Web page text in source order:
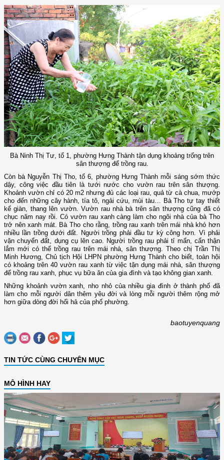
Bà Ninh Thị Tư, tổ 1, phường Hưng Thành tận dụng khoảng trống trên
sân thượng để trồng rau.
Còn bà Nguyễn Thị Tho, tổ 6, phường Hưng Thành mỗi sáng sớm thức
dậy, công việc đầu tiên là tưới nước cho vườn rau trên sân thượng.
Khoảnh vườn chỉ có 20 m2 nhưng đủ các loại rau, quả từ cà chua, mướp
cho đến những cây hành, tía tô, ngải cứu, mùi tàu… Bà Tho tự tay thiết
kế giàn, thang lên vườn. Vườn rau nhà bà trên sân thượng cũng đã có
chục năm nay rồi. Có vườn rau xanh càng làm cho ngôi nhà của bà Tho
trở nên xanh mát. Bà Tho cho rằng, trồng rau xanh trên mái nhà khó hơn
nhiều lần trồng dưới đất. Người trồng phải đầu tư kỳ công hơn. Vì phải
vận chuyển đất, dụng cụ lên cao. Người trồng rau phải tỉ mẩn, cẩn thận
lắm mới có thể trồng rau trên mái nhà, sân thượng. Theo chị Trần Thị
Minh Hương, Chủ tịch Hội LHPN phường Hưng Thành cho biết, toàn hội
có khoảng trên 40 vườn rau xanh từ việc tận dụng mái nhà, sân thượng
để trồng rau xanh, phục vụ bữa ăn của gia đình và tạo không gian xanh.
Những khoảnh vườn xanh, nho nhỏ của nhiều gia đình ở thành phố đã
làm cho mỗi người dân thêm yêu đời và lòng mỗi người thêm rộng mở
hơn giữa dòng đời hối hả của phố phường.
baotuyenquang
TIN TỨC CÙNG CHUYÊN MỤC
MÔ HÌNH HAY